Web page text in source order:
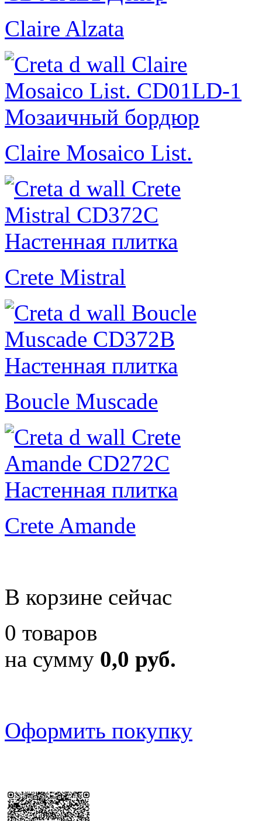
Claire Alzata
Claire Mosaico List.
Crete Mistral
Boucle Muscade
Crete Amande
В корзине сейчас
0 товаров
на сумму 0,0 руб.
Оформить покупку